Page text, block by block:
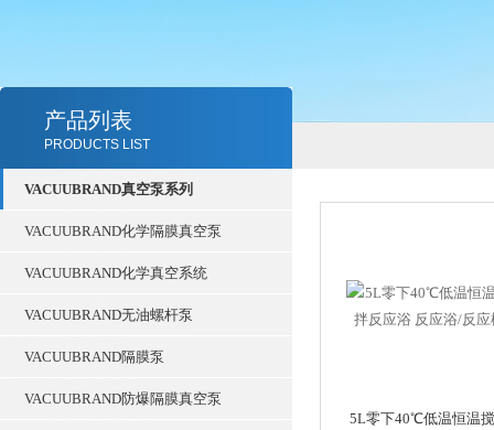
产品列表
PRODUCTS LIST
VACUUBRAND真空泵系列
VACUUBRAND化学隔膜真空泵
VACUUBRAND化学真空系统
VACUUBRAND无油螺杆泵
VACUUBRAND隔膜泵
VACUUBRAND防爆隔膜真空泵
5L零下40℃低温恒温